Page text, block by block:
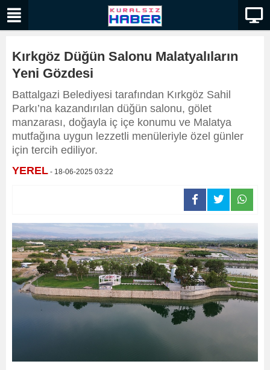
Kırkgöz Düğün Salonu Malatyalıların
Yeni Gözdesi
Battalgazi Belediyesi tarafından Kırkgöz Sahil
Parkı’na kazandırılan düğün salonu, gölet
manzarası, doğayla iç içe konumu ve Malatya
mutfağına uygun lezzetli menüleriyle özel günler
için tercih ediliyor.
YEREL - 18-06-2025 03:22